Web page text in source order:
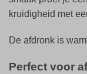
kruidigheid met
De afdronk is
Perfect voor